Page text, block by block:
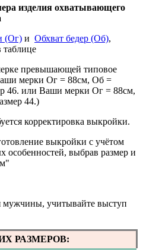
изделия охватывающего
(Ог) и Обхват бедер (Об),
таблице
превышающей типовое
мерки Ог = 88см, Об =
46. или Ваши мерки Ог = 88см,
44.)
корректировка выкройки.
выкройки с учётом
выбрав размер и
учитывайте выступ
РАЗМЕРОВ: